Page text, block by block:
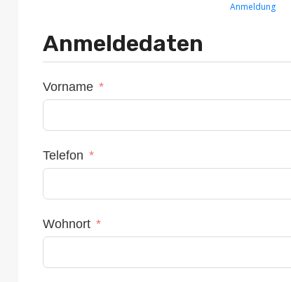
Anmeldung
Anmeldedaten
Vorname
Telefon
Wohnort